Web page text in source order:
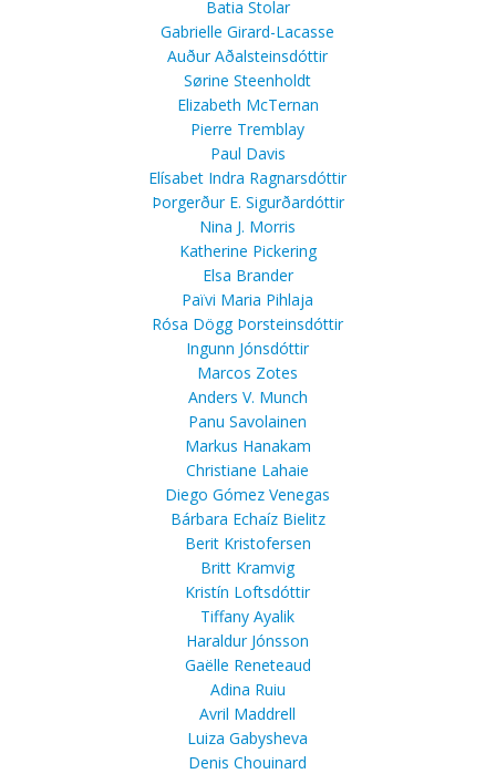
Batia Stolar
Gabrielle Girard-Lacasse
Auður Aðalsteinsdóttir
Sørine Steenholdt
Elizabeth McTernan
Pierre Tremblay
Paul Davis
Elísabet Indra Ragnarsdóttir
Þorgerður E. Sigurðardóttir
Nina J. Morris
Katherine Pickering
Elsa Brander
Païvi Maria Pihlaja
Rósa Dögg Þorsteinsdóttir
Ingunn Jónsdóttir
Marcos Zotes
Anders V. Munch
Panu Savolainen
Markus Hanakam
Christiane Lahaie
Diego Gómez Venegas
Bárbara Echaíz Bielitz
Berit Kristofersen
Britt Kramvig
Kristín Loftsdóttir
Tiffany Ayalik
Haraldur Jónsson
Gaëlle Reneteaud
Adina Ruiu
Avril Maddrell
Luiza Gabysheva
Denis Chouinard